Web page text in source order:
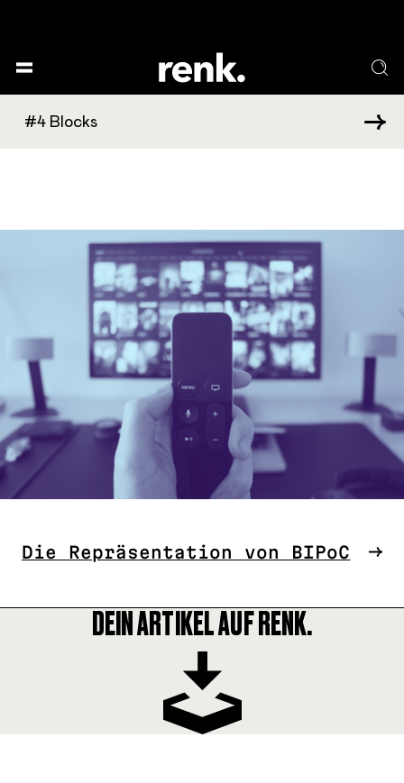
Die Repräsentation von BIPoC
DEIN ARTIKEL AUF RENK.